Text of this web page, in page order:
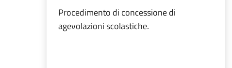
Procedimento di concessione di
agevolazioni scolastiche.